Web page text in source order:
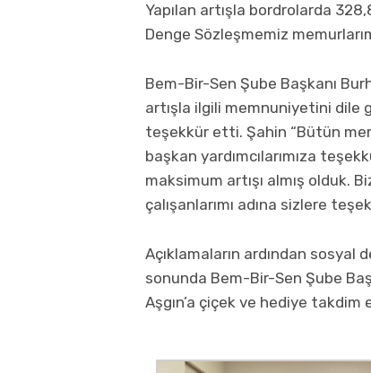
Yapılan artışla bordrolarda
Denge Sözleşmemiz
Bem-Bir-Sen Şube Başkanı
artışla ilgili memnuniyetini dile
teşekkür etti. Şahin “Bütün
başkan yardımcılarımıza
maksimum artışı almış olduk.
çalışanlarımı adına sizlere
Açıklamaların ardından sosyal
sonunda Bem-Bir-Sen Şube
Aşgın’a çiçek ve hediye takdim